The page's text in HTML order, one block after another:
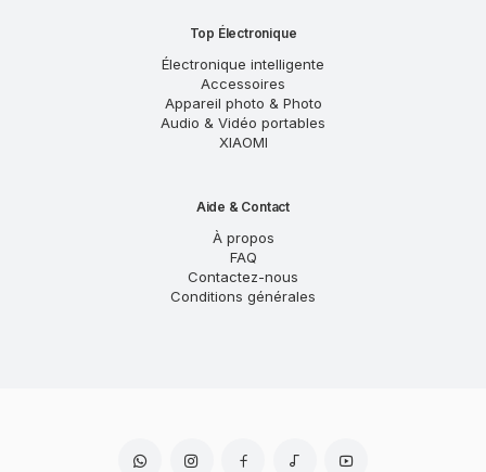
Top Électronique
Électronique intelligente
Accessoires
Appareil photo & Photo
Audio & Vidéo portables
XIAOMI
Aide & Contact
À propos
FAQ
Contactez-nous
Conditions générales